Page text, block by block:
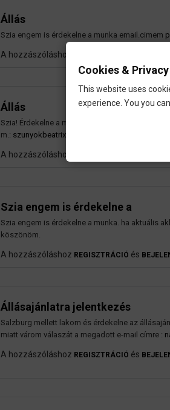
Állás
Szia engem is érdekelne a munka email.cimem
A hozzászóláshoz
Állás
Szia! Érdekelne a munka! Aktuális még? Mi
m.: szunyokbeatrix22@gmail.com
A hozzászóláshoz
Szia engem is érdekelne a
Szia engem is érdekelne a munka. ha aktuális
köszönöm.
A hozzászóláshoz REGISZTRÁCIÓ és
Állásajánlatra jelentkezés
Salzburg mellett lakom és érdekelne az
miatt várom válaszát a megadott e-mail címre :
A hozzászóláshoz REGISZTRÁCIÓ és
Cookies & Privacy
This website uses
experience. You you